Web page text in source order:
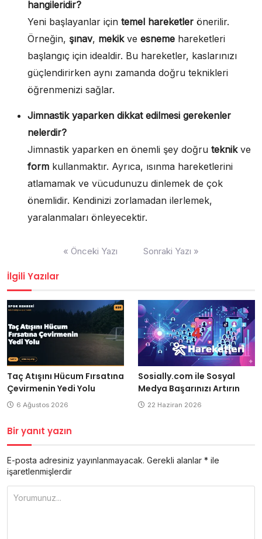
hangileridir?
Yeni başlayanlar için temel hareketler önerilir.
Örneğin, şınav, mekikve esneme hareketleri
başlangıç için idealdir. Bu hareketler, kaslarınızı
güçlendirirken aynı zamanda doğru teknikleri
öğrenmenizi sağlar.
Jimnastik yaparken dikkat edilmesi gerekenler
nelerdir?
Jimnastik yaparken en önemli şey doğru teknikve
form kullanmaktır. Ayrıca, ısınma hareketlerini
atlamamak ve vücudunuzu dinlemek de çok
önemlidir. Kendinizi zorlamadan ilerlemek,
yaralanmaları önleyecektir.
« Önceki Yazı Sonraki Yazı »
İlgili Yazılar
Taç Atışını Hücum Fırsatına
Çevirmenin Yedi Yolu
6 Ağustos 2026
Sosially.com ile Sosyal
Medya Başarınızı Artırın
22 Haziran 2026
Bir yanıt yazın
E-posta adresiniz yayınlanmayacak. Gerekli alanlar * ile
işaretlenmişlerdir